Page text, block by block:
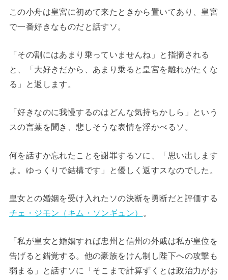
この小舟は皇宮に初めて来たときから置いてあり、皇宮
で一番好きなものだと話すソ。
「その割にはあまり乗っていませんね」と指摘される
と、「大好きだから、あまり乗ると皇宮を離れがたくな
る」と返します。
「好きなのに我慢するのはどんな気持ちかしら」という
スの言葉を聞き、悲しそうな表情を浮かべるソ。
何を話すか忘れたことを謝罪するソに、「思い出します
よ。ゆっくりで結構です」と優しく返すスなのでした。
皇女との婚姻を受け入れたソの決断を勇断だと評価する
チェ・ジモン（キム・ソンギュン）
。
「私が皇女と婚姻すれば忠州と信州の外戚は私が皇位を
告げると錯覚する。他の豪族をけん制し陛下への攻撃も
弱まる」と話すソに「そこまで計算ずくとは政治力がお